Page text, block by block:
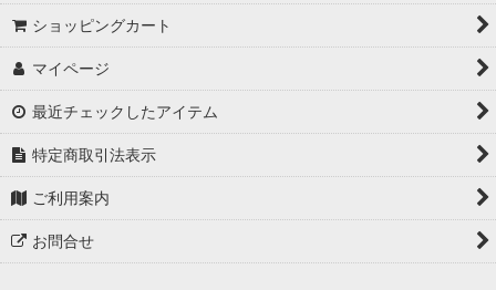
ショッピングカート
マイページ
最近チェックしたアイテム
特定商取引法表示
ご利用案内
お問合せ